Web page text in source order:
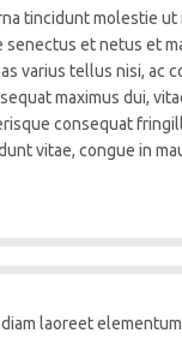
tincidunt molestie
et netus et
varius tellus nisi, ac
maximus dui,
consequat
vitae, congue in
laoreet